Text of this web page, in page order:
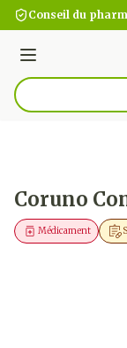
Aller au contenu
Conseil du
Menu
Rechercher
Coruno
Médicament